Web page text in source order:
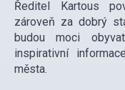
Ředitel Kartous
zároveň za dobrý
budou moci
inspirativní
města.